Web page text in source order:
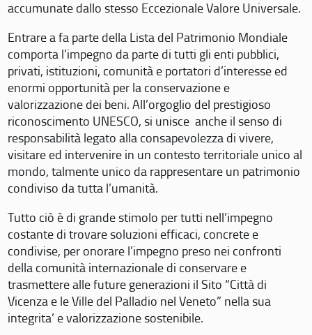
accumunate dallo stesso Eccezionale Valore Universale.
Entrare a fa parte della Lista del Patrimonio Mondiale
comporta l’impegno da parte di tutti gli enti pubblici,
privati, istituzioni, comunità e portatori d’interesse ed
enormi opportunità per la conservazione e
valorizzazione dei beni. All’orgoglio del prestigioso
riconoscimento UNESCO, si unisce anche il senso di
responsabilità legato alla consapevolezza di vivere,
visitare ed intervenire in un contesto territoriale unico al
mondo, talmente unico da rappresentare un patrimonio
condiviso da tutta l’umanità.
Tutto ciò è di grande stimolo per tutti nell’impegno
costante di trovare soluzioni efficaci, concrete e
condivise, per onorare l’impegno preso nei confronti
della comunità internazionale di conservare e
trasmettere alle future generazioni il Sito “Città di
Vicenza e le Ville del Palladio nel Veneto” nella sua
integrita’ e valorizzazione sostenibile.